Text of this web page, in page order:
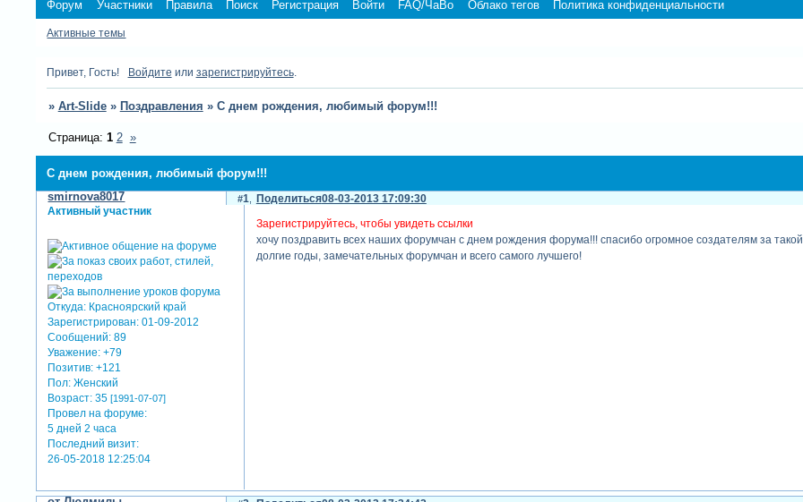
Форум Участники Правила Поиск Регистрация Войти FAQ/ЧаВо Облако тегов Политика конфиденциальности
Активные темы
Привет, Гость! Войдите или зарегистрируйтесь.
» Art-Slide » Поздравления » С днем рождения, любимый форум!!!
С днем рождения, любимый форум!!!
Страница: 1 2 »
Поделиться
1 08-03-2013 17:09:30
smirnova8017
Активный участник
Откуда: Красноярский край
Зарегистрирован: 01-09-2012
Сообщений: 89
Уважение: +79
Позитив: +121
Пол: Женский
Возраст: 35[1991-07-07]
Провел на форуме:
5 дней 2 часа
Последний визит:
26-05-2018 12:25:04
Зарегистрируйтесь, чтобы увидеть ссылки
хочу поздравить всех наших форумчан с днем рождения форума!!! спасибо огромное создателям за
долгие годы, замечательных форумчан и всего самого лучшего!